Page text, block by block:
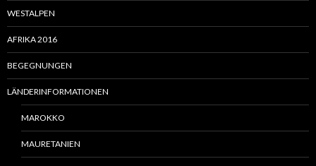
WESTALPEN
AFRIKA 2016
BEGEGNUNGEN
LÄNDERINFORMATIONEN
MAROKKO
MAURETANIEN